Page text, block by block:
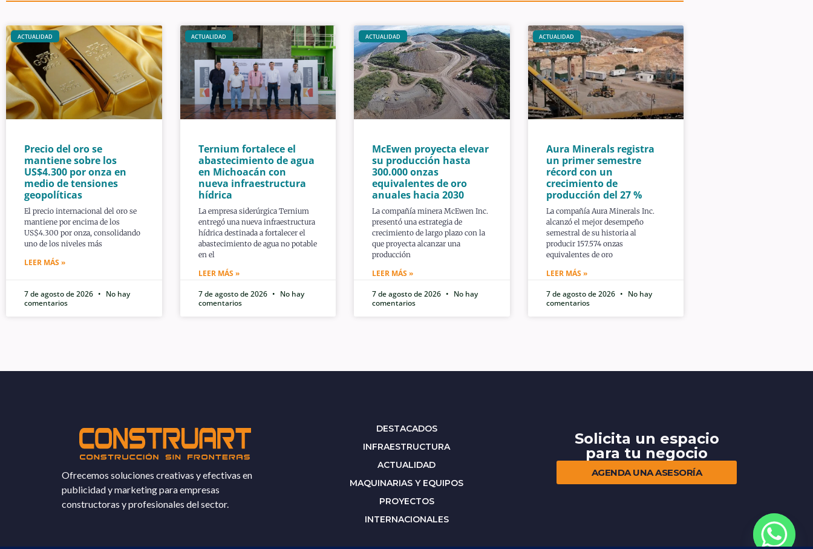
ACTUALIDAD
Precio del oro se
mantiene sobre los
US$4.300 por onza en
medio de tensiones
geopolíticas
El precio internacional del oro se
mantiene por encima de los
US$4.300 por onza, consolidando
uno de los niveles más
LEER MÁS »
7 de agosto de 2026
No hay
comentarios
ACTUALIDAD
Ternium fortalece el
abastecimiento de agua
en Michoacán con
nueva infraestructura
hídrica
La empresa siderúrgica Ternium
entregó una nueva infraestructura
hídrica destinada a fortalecer el
abastecimiento de agua no potable
en el
LEER MÁS »
7 de agosto de 2026
No hay
comentarios
ACTUALIDAD
McEwen proyecta elevar
su producción hasta
300.000 onzas
equivalentes de oro
anuales hacia 2030
La compañía minera McEwen Inc.
presentó una estrategia de
crecimiento de largo plazo con la
que proyecta alcanzar una
producción
LEER MÁS »
7 de agosto de 2026
No hay
comentarios
ACTUALIDAD
Aura Minerals registra
un primer semestre
récord con un
crecimiento de
producción del 27 %
La compañía Aura Minerals Inc.
alcanzó el mejor desempeño
semestral de su historia al
producir 157.574 onzas
equivalentes de oro
LEER MÁS »
7 de agosto de 2026
No hay
comentarios
Ofrecemos soluciones creativas y efectivas en
publicidad y marketing para empresas
constructoras y profesionales del sector.
DESTACADOS
INFRAESTRUCTURA
ACTUALIDAD
MAQUINARIAS Y EQUIPOS
PROYECTOS
INTERNACIONALES
Solicita un espacio
para tu negocio
AGENDA UNA ASESORÍA